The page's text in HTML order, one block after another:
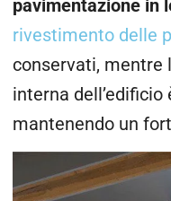
pavimentazione in
rivestimento delle
conservati, mentre
interna
mantenendo un